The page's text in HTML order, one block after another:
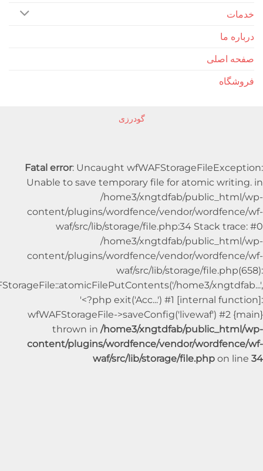
ما
اصلی
Fatal error: Uncaught
Unable to save temporary file for atomic
/home3/xngtdfab/
content/plugins/wordfence/vendor/
waf/src/lib/storage/file.php:34 Stack
/home3/xngtdfab/
content/plugins/wordfence/vendor/
waf/src/lib/storage/
wfWAFStorageFile::atomicFilePutContents('/home3/
'<?php exit('Acc...') #1 [internal
wfWAFStorageFile->saveConfig('livewaf')
thrown in/home3/xngtdfab/
content/plugins/wordfence/vendor/
waf/src/lib/storage/file.phpon